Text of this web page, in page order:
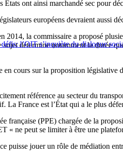
États ont ainsi marchandé sec pour
européens devraient aussi
l’OIT s’inquiète du dialogue
2014, la commissaire a proposé
détermine notamment la durée
en cours sur la proposition
référence au secteur du
La France est l’État qui a le plus
française (PPE) chargée de la
« ne peut se limiter à être une
puisse jouer un rôle de médiation